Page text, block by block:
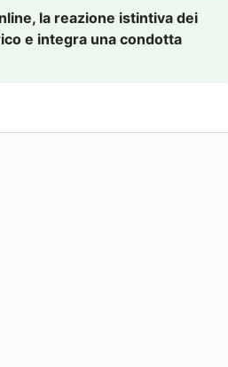
la reazione istintiva dei
e integra una condotta